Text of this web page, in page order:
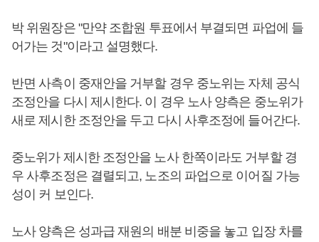
박 위원장은 "만약 조합원 투표에서 부결되면 파업에 들
어가는 것"이라고 설명했다.
반면 사측이 중재안을 거부할 경우 중노위는 자체 공식
조정안을 다시 제시한다. 이 경우 노사 양측은 중노위가
새로 제시한 조정안을 두고 다시 사후조정에 들어간다.
중노위가 제시한 조정안을 노사 한쪽이라도 거부할 경
우 사후조정은 결렬되고, 노조의 파업으로 이어질 가능
성이 커 보인다.
노사 양측은 성과급 재원의 배분 비중을 놓고 입장 차를